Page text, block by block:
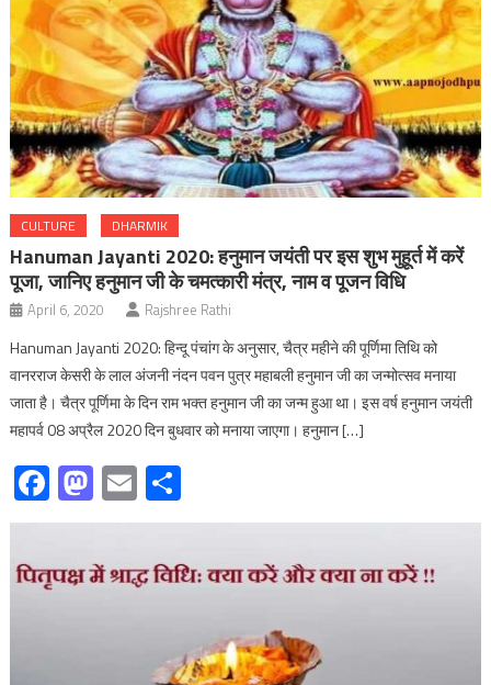
CULTURE DHARMIK
Hanuman Jayanti 2020: हनुमान जयंती पर इस शुभ मुहूर्त में करें
पूजा, जानिए हनुमान जी के चमत्कारी मंत्र, नाम व पूजन विधि
April 6, 2020 Rajshree Rathi
Hanuman Jayanti 2020: हिन्दू पंचांग के अनुसार, चैत्र महीने की पूर्णिमा तिथि को
वानरराज केसरी के लाल अंजनी नंदन पवन पुत्र महाबली हनुमान जी का जन्मोत्सव मनाया
जाता है। चैत्र पूर्णिमा के दिन राम भक्त हनुमान जी का जन्म हुआ था। इस वर्ष हनुमान जयंती
महापर्व 08 अप्रैल 2020 दिन बुधवार को मनाया जाएगा। हनुमान […]
Facebook
Mastodon
Email